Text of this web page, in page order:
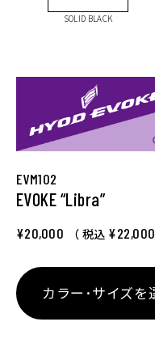
SOLID BLACK
EVM102
EVOKE “Libra”
¥20,000 （ 税込 ¥22,000
カラー･サイズを